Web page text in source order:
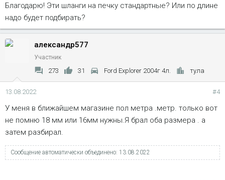
Благодарю! Эти шланги на печку стандартные? Или по длине
надо будет подбирать?
александр577
Участник
273 31 Ford Explorer 2004г 4л. тула
13.08.2022 #4
У меня в ближайшем магазине пол метра .метр. только вот
не помню 18 мм или 16мм нужны.Я брал оба размера . а
затем разбирал.
Сообщение автоматически объединено: 13.08.2022